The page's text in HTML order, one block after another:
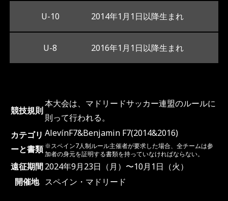
U-10 2014年1⽉1⽇以降⽣まれ
U-8 2016年1⽉1⽇以降⽣まれ
競技規則
本⼤会は、マドリードサッカー連盟のルールに
則って⾏われる。
カテゴリ
ーと書類
AlevínF7&Benjamin F7(2014&2016)
※スペイン7⼈制ルール主催者が要求した場合、全チームは参
加者の⾝元を証明する書類を持っていなければならない。
遠征期間2024年9⽉23⽇（⽉）〜10⽉1⽇（⽕）
開催地 スペイン・マドリード